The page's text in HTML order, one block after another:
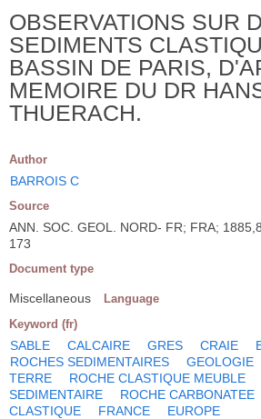
OBSERVATIONS SUR
SEDIMENTS
BASSIN DE PARIS,
MEMOIRE DU DR
THUERACH.
Author
BARROIS C
Source
ANN. SOC. GEOL. NORD- FR; FRA;
173
Document type
Miscellaneous Language
Keyword (fr)
SABLE CALCAIRE GRES CRAIE
ROCHES SEDIMENTAIRES
GEOLOGIE
TERRE
ROCHE CLASTIQUE MEUBLE
SEDIMENTAIRE
ROCHE CARBONATEE
CLASTIQUE
FRANCE EUROPE